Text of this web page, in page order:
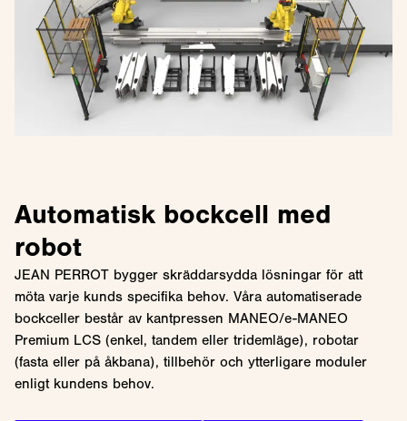
Automatisk bockcell med
robot
JEAN PERROT bygger skräddarsydda lösningar för att
möta varje kunds specifika behov. Våra automatiserade
bockceller består av kantpressen MANEO/e-MANEO
Premium LCS (enkel, tandem eller tridemläge), robotar
(fasta eller på åkbana), tillbehör och ytterligare moduler
enligt kundens behov.